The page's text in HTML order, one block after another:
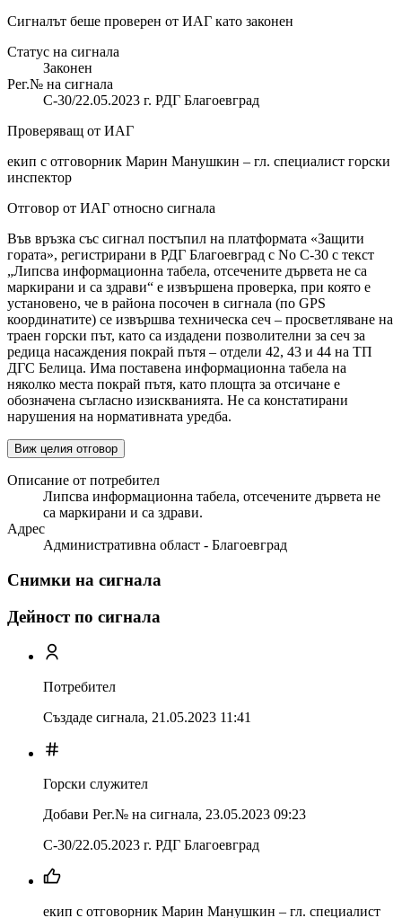
Сигналът беше проверен от ИАГ като законен
Статус на сигнала
Законен
Рег.№ на сигнала
С-30/22.05.2023 г. РДГ Благоевград
Проверяващ от ИАГ
екип с отговорник Марин Манушкин – гл. специалист горски
инспектор
Отговор от ИАГ относно сигнала
Във връзка със сигнал постъпил на платформата «Защити
гората», регистрирани в РДГ Благоевград с No С-30 с текст
„Липсва информационна табела, отсечените дървета не са
маркирани и са здрави“ е извършена проверка, при която е
установено, че в района посочен в сигнала (по GPS
координатите) се извършва техническа сеч – просветляване на
траен горски път, като са издадени позволителни за сеч за
редица насаждения покрай пътя – отдели 42, 43 и 44 на ТП
ДГС Белица. Има поставена информационна табела на
няколко места покрай пътя, като площта за отсичане е
обозначена съгласно изискванията. Не са констатирани
нарушения на нормативната уредба.
Виж целия отговор
Описание от потребител
Липсва информационна табела, отсечените дървета не
са маркирани и са здрави.
Адрес
Административна област - Благоевград
Снимки на сигнала
Дейност по сигнала
Потребител
Създаде сигнала, 21.05.2023 11:41
Горски служител
Добави Рег.№ на сигнала, 23.05.2023 09:23
С-30/22.05.2023 г. РДГ Благоевград
екип с отговорник Марин Манушкин – гл. специалист